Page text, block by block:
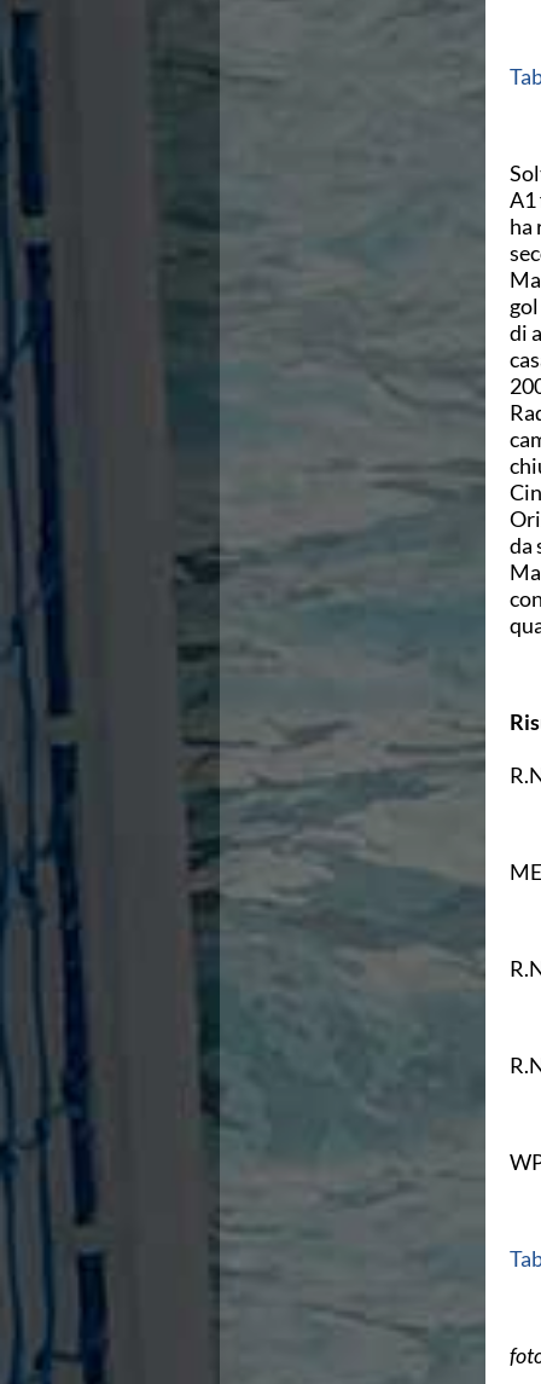
Sedi Regionali e Provinciali
Designazioni Arbitrali
Ricerca Scuole Nuoto
C. F. Complesso natatorio Foro Italico
C. F. Polo Acquatico Frecciarossa Ostia
C. F. Unipol BluStadium Pietralata
C. F. Polo Acquatico Enel - Valco San Paolo
C. F. Crotone
C. F. Napoli "Felice Scandone"
C.F. Palazzo del Nuoto Torino
C. F. Trieste "Bruno Bianchi"
C. F. Verona "Alberto Castagnetti"
C. F. Viterbo
Area Legislativa
Protezione Civile
Sostenibilità
Cookie Policy
Flash News
Galleria fotografica
Webmail
Mappa del sito
A1
ha
di
da